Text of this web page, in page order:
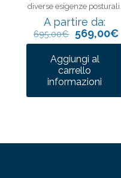
diverse esigenze posturali.
A partire da:
695,00€ 569,00€
Aggiungi al
carrello
informazioni
prodotto
ha
opzioni